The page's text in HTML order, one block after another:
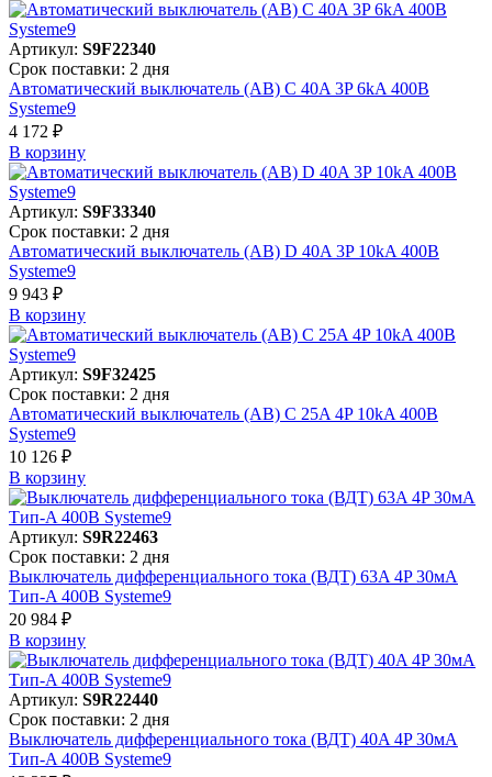
Артикул: S9F22340
Срок поставки: 2 дня
Автоматический выключатель (АВ) C 40A 3P 6kA 400В
Systeme9
4 172 ₽
В корзинy
Артикул: S9F33340
Срок поставки: 2 дня
Автоматический выключатель (АВ) D 40A 3P 10kA 400В
Systeme9
9 943 ₽
В корзинy
Артикул: S9F32425
Срок поставки: 2 дня
Автоматический выключатель (АВ) C 25A 4P 10kA 400В
Systeme9
10 126 ₽
В корзинy
Артикул: S9R22463
Срок поставки: 2 дня
Выключатель дифференциального тока (ВДТ) 63A 4P 30мА
Тип-A 400В Systeme9
20 984 ₽
В корзинy
Артикул: S9R22440
Срок поставки: 2 дня
Выключатель дифференциального тока (ВДТ) 40A 4P 30мА
Тип-A 400В Systeme9